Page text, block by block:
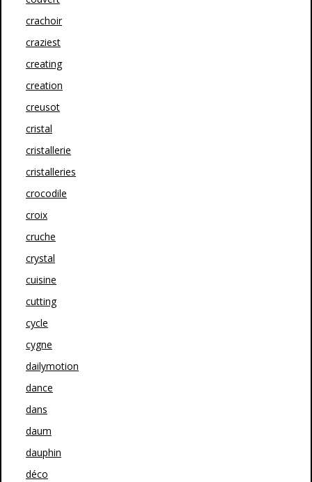
crachoir
craziest
creating
creation
creusot
cristal
cristallerie
cristalleries
crocodile
croix
cruche
crystal
cuisine
cutting
cycle
cygne
dailymotion
dance
dans
daum
dauphin
déco